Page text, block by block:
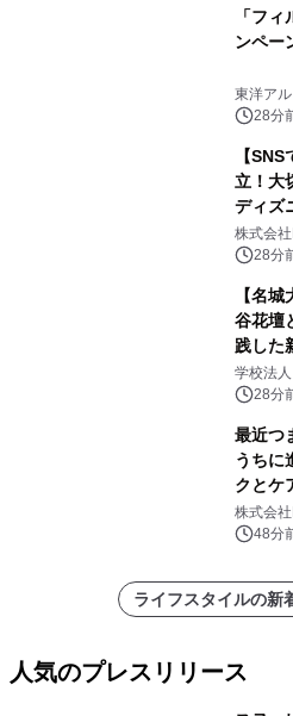
「フ
ンペー
東洋ア
28分
【
立！大
ディズ
株式会
株式会
28分
【名
谷花壇
践した
学校法
28分
最近つ
うちに
クとケ
株式会
48分
ライフスタイルの新
人気のプレスリリース